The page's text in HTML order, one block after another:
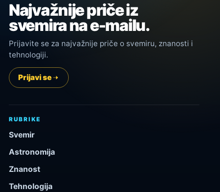
Najvažnije priče iz
svemira na e-mailu.
Prijavite se za najvažnije priče o svemiru, znanosti i
tehnologiji.
Prijavi se
RUBRIKE
Svemir
Astronomija
Znanost
Tehnologija